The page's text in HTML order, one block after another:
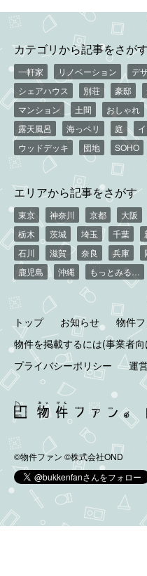
カテゴリから記事をさがす
一軒家 リノベーション デ
シェアハウス
別荘 豪邸
マンション
土間 おしゃれ
露天風呂
海っペリ 庭
ウッドデッキ
団地 SOHO
エリアから記事をさがす
東京 神奈川 京都 大阪
栃木
茨城 埼玉 千葉
石川
滋賀 奈良 兵庫
鹿児島
沖縄 もっとみる…
トップ お知らせ 物件
物件を掲載するには(事業者向
プライバシーポリシー
運
©物件ファン ©株式会社OND